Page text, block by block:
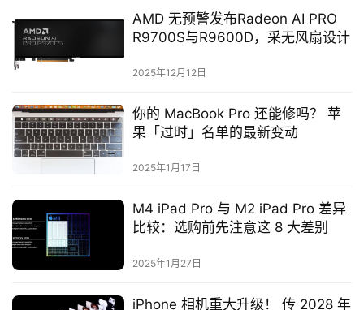
AMD 无预警发布Radeon AI PRO
R9700S与R9600D，采无风扇设计
2025年12月12日
你的 MacBook Pro 还能修吗？ 苹
果「过时」名单的最新变动
2025年1月17日
M4 iPad Pro 与 M2 iPad Pro 差异
比较：选购前先注意这 8 大差别
2025年1月27日
iPhone 相机重大升级！ 传 2028 年